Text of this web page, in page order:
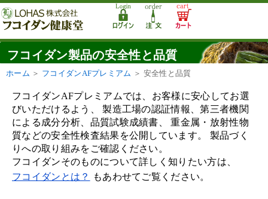
フコイダン製品の安全性と品質
ホーム ＞ フコイダンAFプレミアム ＞ 安全性と品質
フコイダンAFプレミアムでは、お客様に安心してお選
びいただけるよう、 製造工場の認証情報、第三者機関
による成分分析、品質試験成績書、 重金属・放射性物
質などの安全性検査結果を公開しています。 製品づく
りへの取り組みをご確認ください。
フコイダンそのものについて詳しく知りたい方は、
フコイダンとは？
もあわせてご覧ください。